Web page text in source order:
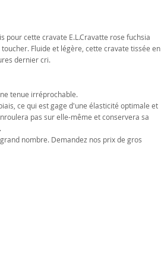
pour cette cravate E.L.Cravatte rose fuchsia
Fluide et légère, cette cravate tissée en
dernier cri.
tenue irréprochable.
ce qui est gage d'une élasticité optimale et
pas sur elle-même et conservera sa
nombre. Demandez nos prix de gros